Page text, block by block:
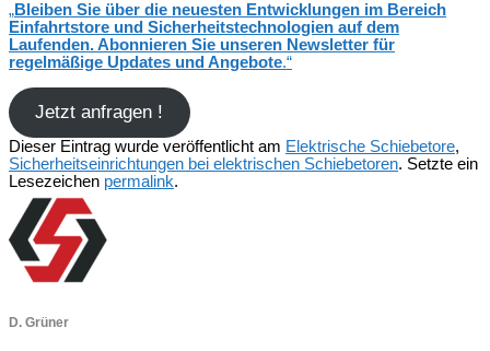
„Bleiben Sie über die neuesten Entwicklungen im Bereich
Einfahrtstore und Sicherheitstechnologien auf dem
Laufenden. Abonnieren Sie unseren Newsletter für
regelmäßige Updates und Angebote.“
Jetzt anfragen !
Dieser Eintrag wurde veröffentlicht am Elektrische Schiebetore,
Sicherheitseinrichtungen bei elektrischen Schiebetoren. Setzte ein
Lesezeichen permalink.
D. Grüner